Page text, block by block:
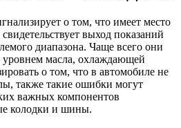
о том, что имеет место
выход показаний
диапазона. Чаще всего они
масла, охлаждающей
о том, что в автомобиле не
также такие ошибки могут
важных компонентов
колодки и шины.